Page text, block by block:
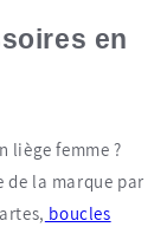
en
liège femme ?
de la marque par
boucles